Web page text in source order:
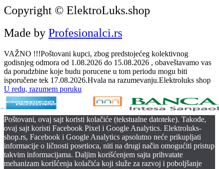
Copyright © ElektroLuks.shop
Made by Profesionalci.rs
VAŽNO !!!Poštovani kupci, zbog predstojećeg kolektivnog
godisnjeg odmora od 1.08.2026 do 15.08.2026 , obaveštavamo vas
da porudzbine koje budu porucene u tom periodu mogu biti
isporučene tek 17.08.2026.Hvala na razumevanju.Elektroluks shop
U redu, razumem poruku
Poštovani, ovaj sajt koristi kolačiće (tekstualne datoteke). Takođe,
ovaj sajt koristi Facebook Pixel i Google Analytics. Elektroluks-
shop.rs, Facebook i Google Analytics apsolutno neće prikupljati
informacije o ličnosti posetioca, niti na drugi način omogućiti pristup
takvim informacijama. Daljim korišćenjem sajta prihvatate
mehanizam korišćenja kolačića koji služe za razvoj i poboljšanje